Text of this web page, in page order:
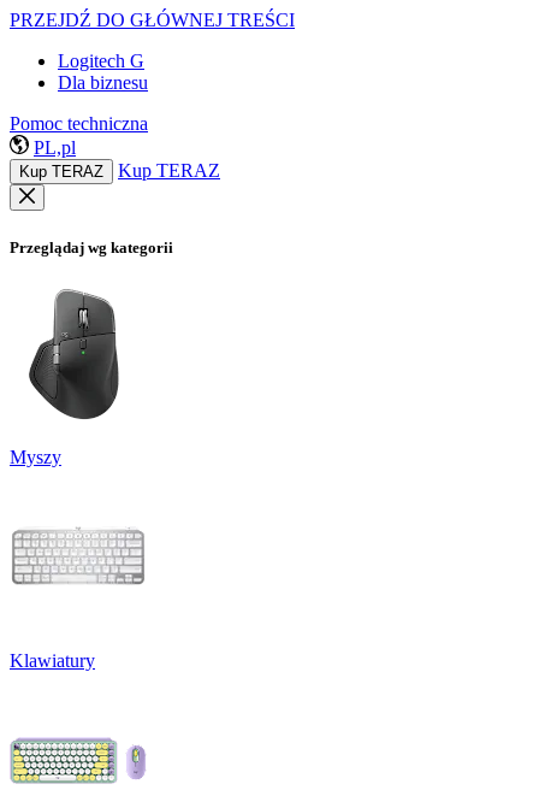
PRZEJDŹ DO GŁÓWNEJ TREŚCI
Logitech G
Dla biznesu
Pomoc techniczna
PL,pl
Kup TERAZ Kup TERAZ
Przeglądaj wg kategorii
Myszy
Klawiatury